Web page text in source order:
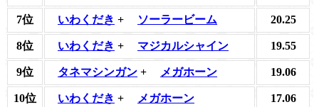
7位 いわくだき + ソーラービーム 20.25
8位 いわくだき + マジカルシャイン 19.55
9位 タネマシンガン + メガホーン 19.06
10位 いわくだき + メガホーン
17.06